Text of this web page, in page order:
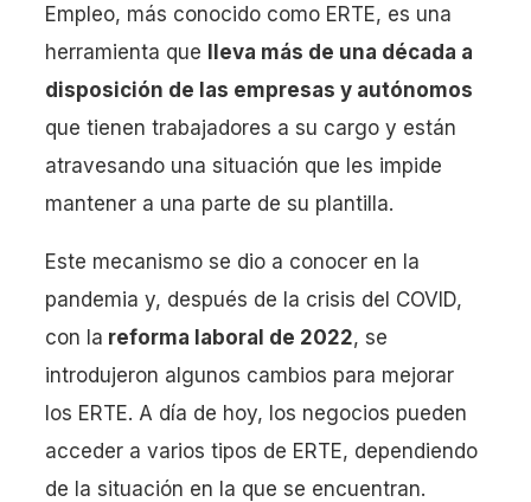
Empleo, más conocido como ERTE, es una
herramienta que lleva más de una década a
disposición de las empresas y autónomos
que tienen trabajadores a su cargo y están
atravesando una situación que les impide
mantener a una parte de su plantilla.
Este mecanismo se dio a conocer en la
pandemia y, después de la crisis del COVID,
con la reforma laboral de 2022, se
introdujeron algunos cambios para mejorar
los ERTE. A día de hoy, los negocios pueden
acceder a varios tipos de ERTE, dependiendo
de la situación en la que se encuentran.